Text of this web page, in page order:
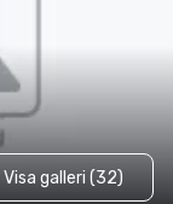
Visa galleri (32)